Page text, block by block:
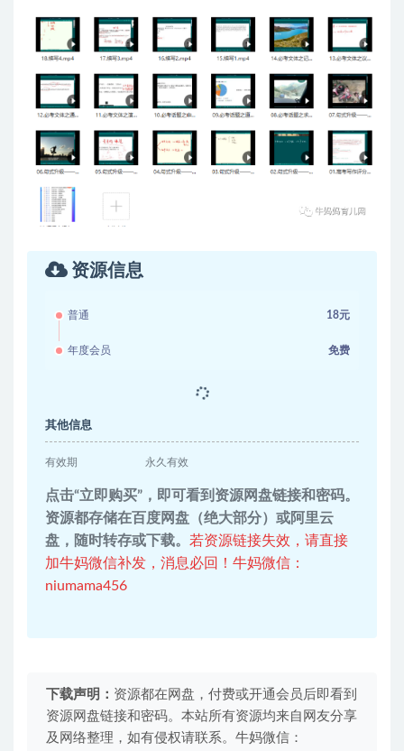
资源信息
普通 18元
年度会员 免费
其他信息
有效期 永久有效
点击“立即购买”，即可看到资源网盘链接和密码。
资源都存储在百度网盘（绝大部分）或阿里云
盘，随时转存或下载。 若资源链接失效，请直接
加牛妈微信补发，消息必回！牛妈微信：
niumama456
下载声明： 资源都在网盘，付费或开通会员后即看到
资源网盘链接和密码。本站所有资源均来自网友分享
及网络整理，如有侵权请联系。牛妈微信：